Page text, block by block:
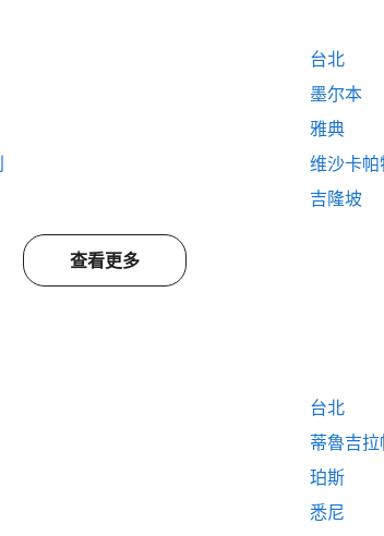
台北
墨尔本
雅典
维沙卡帕
吉隆坡
查看更多
台北
蒂魯吉拉
珀斯
悉尼